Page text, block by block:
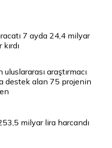
7 ayda 24,4 milyar
araştırmacı
destek alan 75 projenin
milyar lira harcandı